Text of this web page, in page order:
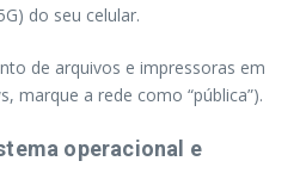
do seu celular.
de arquivos e impressoras em
marque a rede como “pública”).
operacional e